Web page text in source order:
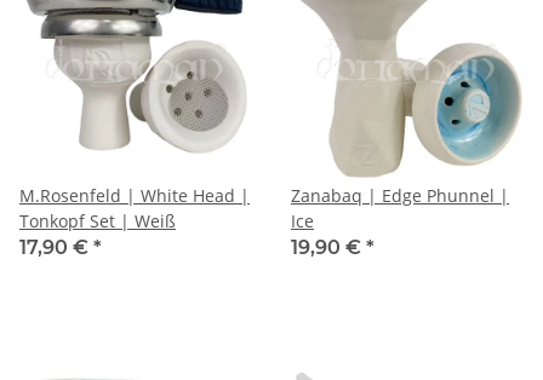
M.Rosenfeld | White Head |
Tonkopf Set | Weiß
17,90 € *
Zanabaq | Edge Phunnel |
Ice
19,90 € *